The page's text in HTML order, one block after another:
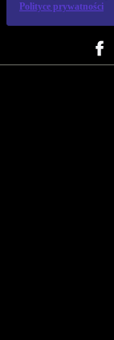
Polityce prywatności